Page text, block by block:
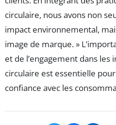
circulaire, nous avons non
impact environnemental,
image de marque. »
et de l’engagement dans les
circulaire est essentielle
confiance avec les